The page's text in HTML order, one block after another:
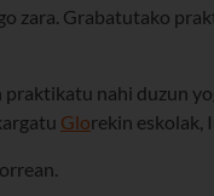
zara. Grabatutako
nahi duzun
Glorekin eskolak,